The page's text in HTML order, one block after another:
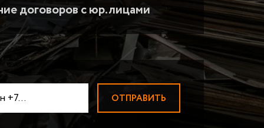
ПРИЕМ СУРЬМЫ
договоров с юр.лицами